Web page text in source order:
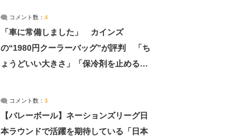
コメント数： 4
「車に常備しました」 カインズ
の“1980円クーラーバッグ”が評判 「ち
ょうどいい大きさ」「保冷剤を止めるベ
コメント数： 3
【バレーボール】ネーションズリーグ日
本ラウンドで活躍を期待している「日本